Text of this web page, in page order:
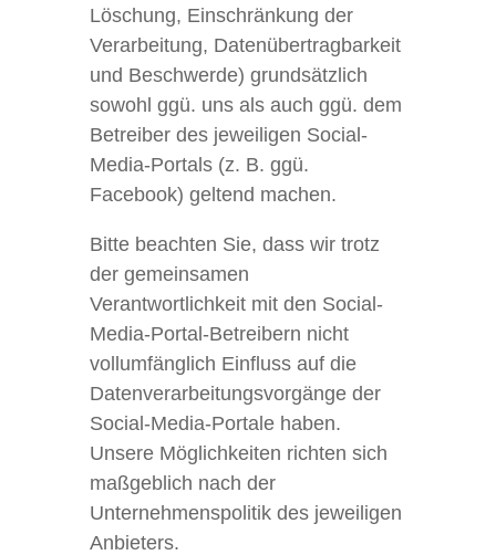
Löschung, Einschränkung der
Verarbeitung, Datenübertragbarkeit
und Beschwerde) grundsätzlich
sowohl ggü. uns als auch ggü. dem
Betreiber des jeweiligen Social-
Media-Portals (z. B. ggü.
Facebook) geltend machen.
Bitte beachten Sie, dass wir trotz
der gemeinsamen
Verantwortlichkeit mit den Social-
Media-Portal-Betreibern nicht
vollumfänglich Einfluss auf die
Datenverarbeitungsvorgänge der
Social-Media-Portale haben.
Unsere Möglichkeiten richten sich
maßgeblich nach der
Unternehmenspolitik des jeweiligen
Anbieters.